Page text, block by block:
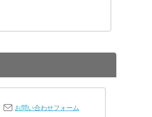
お問い合わせフォーム